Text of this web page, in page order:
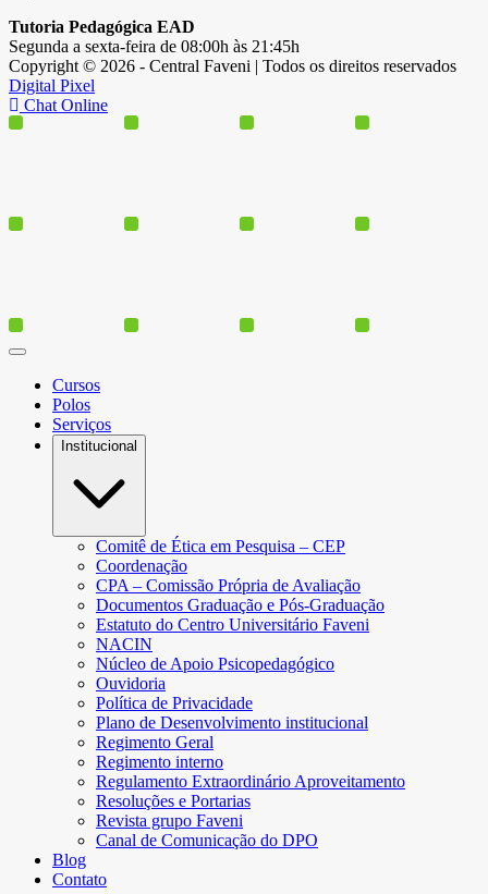
Tutoria Pedagógica EAD
Segunda a sexta-feira de 08:00h às 21:45h
Copyright © 2026 - Central Faveni | Todos os direitos reservados
Digital Pixel
Chat Online
Cursos
Polos
Serviços
Institucional
Comitê de Ética em Pesquisa – CEP
Coordenação
CPA – Comissão Própria de Avaliação
Documentos Graduação e Pós-Graduação
Estatuto do Centro Universitário Faveni
NACIN
Núcleo de Apoio Psicopedagógico
Ouvidoria
Política de Privacidade
Plano de Desenvolvimento institucional
Regimento Geral
Regimento interno
Regulamento Extraordinário Aproveitamento
Resoluções e Portarias
Revista grupo Faveni
Canal de Comunicação do DPO
Blog
Contato